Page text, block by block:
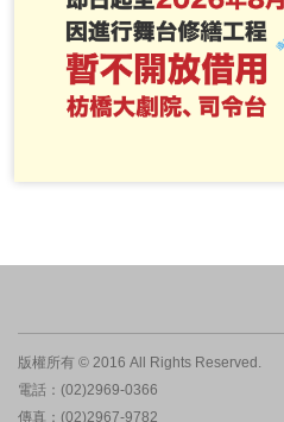
版權所有 © 2016 All Rights Reserved.
電話：(02)2969-0366
傳真：(02)2967-9782